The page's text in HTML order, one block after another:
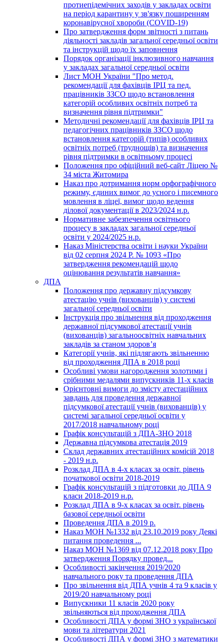
протиепідемічних заходів у закладах освіти
на період карантину у зв'язку поширенням
коронавірусної хвороби (COVID-19)
Про затвердження форм звітності з питань
діяльності закладів загальної середньої освіти
та інструкцій щодо їх заповнення
Порядок організації інклюзивного навчання
у закладах загальної середньої освіти
Лист МОН України "Про метод.
рекомендації для фахівців ІРЦ та пед.
працівників ЗЗСО щодо встановлення
категорій особливих освітніх потреб та
визначення рівня підтримки"
Методичні рекомендації для фахівців ІРЦ та
педагогічних працівників ЗЗСО щодо
встановлення категорій (типів) особливих
освітніх потреб (труднощів) та визначення
рівня підтримки в освітньому процесі
Положення про офіційний веб-сайт Ліцею №
34 міста Житомира
Наказ про дотримання норм орфографічного
режиму, єдиних вимог до усного і писемного
мовлення в ліцеї, вимог щодо ведення
ділової документації в 2023/2024 н.р.
Нормативне забезпечення освітнього
процесу в закладах загальної середньої
освіти у 2024/2025 н.р.
Наказ Міністерства освіти і науки України
від 02 серпня 2024 Р. № 1093 «Про
затвердження рекомендацій щодо
оцінювання результатів навчання»
ДПА
Положення про державну підсумкову
атестацію учнів (вихованців) у системі
загальної середньої освіти
Інструкція про звільнення від проходження
державної підсумкової атестації учнів
(вихованців) загальноосвітніх навчальних
закладів за станом здоров’я
Категорії учнів, які підлягають звільненню
від проходження ДПА в 2018 році
Особливі умови нагородження золотими і
срібними медалями випускників 11-х класів
Орієнтовні вимоги до змісту атестаційних
завдань для проведення державної
підсумкової атестації учнів (вихованців) у
системі загальної середньої освіти у
2017/2018 навчальному році
Графік консультацій з ДПА-ЗНО 2018
Державна підсумкова атестація 2019
Склад державних атестаційних комісій 2018
- 2019 н.р.
Розклад ДПА в 4-х класах за освіт. рівень
початкової освіти 2018-2019
Графік консультацій з підготовки до ДПА 9
класи 2018-2019 н.р.
Розклад ДПА в 9-х класах за освіт. рівень
базової середньої освіти
Проведення ДПА в 2019 р.
Наказ МОН №1332 від 23.10.2019 року Деякі
питання проведення ...
Наказ МОН №1369 від 07.12.2018 року Про
затвердження Порядку провед...
Особливості закінчення 2019/2020
навчального року та проведення ДПА
Про звільнення від ДПА учнів 4 та 9 класів у
2019/20 навчальному році
Випускники 11 класів 2020 року
звільняються від проходження ДПА
Особливості ДПА у формі ЗНО з української
мови та літератури 2021
Особливості ДПА у формі ЗНО з математики